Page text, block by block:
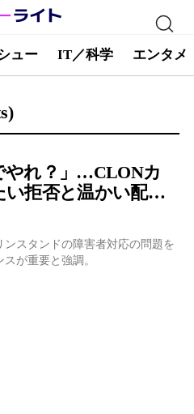
ュー IT／科学 エンタメ
やれ？」…CLONカ
拒否と温かい配慮
スタンドの障害者対応の問題を
が重要と強調。